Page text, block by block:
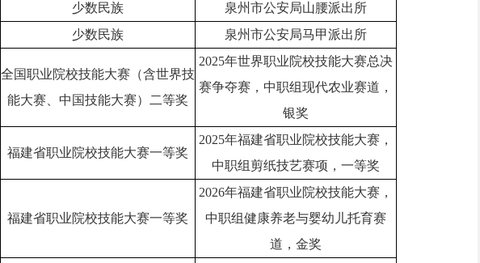
少数民族
泉州市公安局山腰派出所
少数民族 泉州市公安局马甲派出所
全国职业院校技能大赛（含世界技
能大赛、中国技能大赛）二等奖
2025年世界职业院校技能大赛总决
赛争夺赛，中职组现代农业赛道，
银奖
福建省职业院校技能大赛一等奖
2025年福建省职业院校技能大赛，
中职组剪纸技艺赛项，一等奖
福建省职业院校技能大赛一等奖
2026年福建省职业院校技能大赛，
中职组健康养老与婴幼儿托育赛
道，金奖